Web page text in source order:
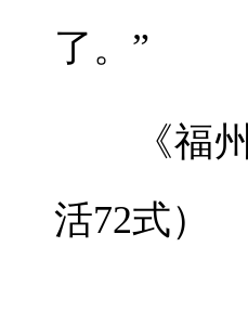
了。”
《福州
活72式）